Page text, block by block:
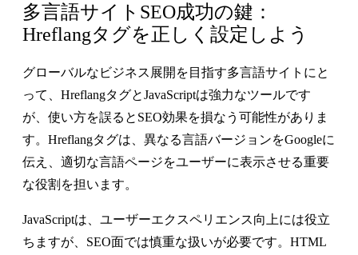
多言語サイトSEO成功の鍵：
Hreflangタグを正しく設定しよう
グローバルなビジネス展開を目指す多言語サイトにと
って、HreflangタグとJavaScriptは強力なツールです
が、使い方を誤るとSEO効果を損なう可能性がありま
す。Hreflangタグは、異なる言語バージョンをGoogleに
伝え、適切な言語ページをユーザーに表示させる重要
な役割を担います。
JavaScriptは、ユーザーエクスペリエンス向上には役立
ちますが、SEO面では慎重な扱いが必要です。HTML